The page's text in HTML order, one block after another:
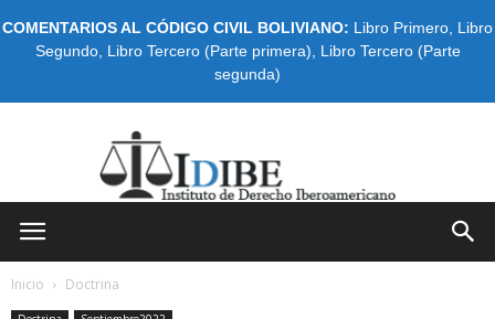
COMENTARIOS AL CÓDIGO CIVIL BOLIVIANO: Libro Primero Libro
Segundo, Libro Tercero (Parte primera)
Libro Tercero (Parte
segunda)
Inicio Doctrina